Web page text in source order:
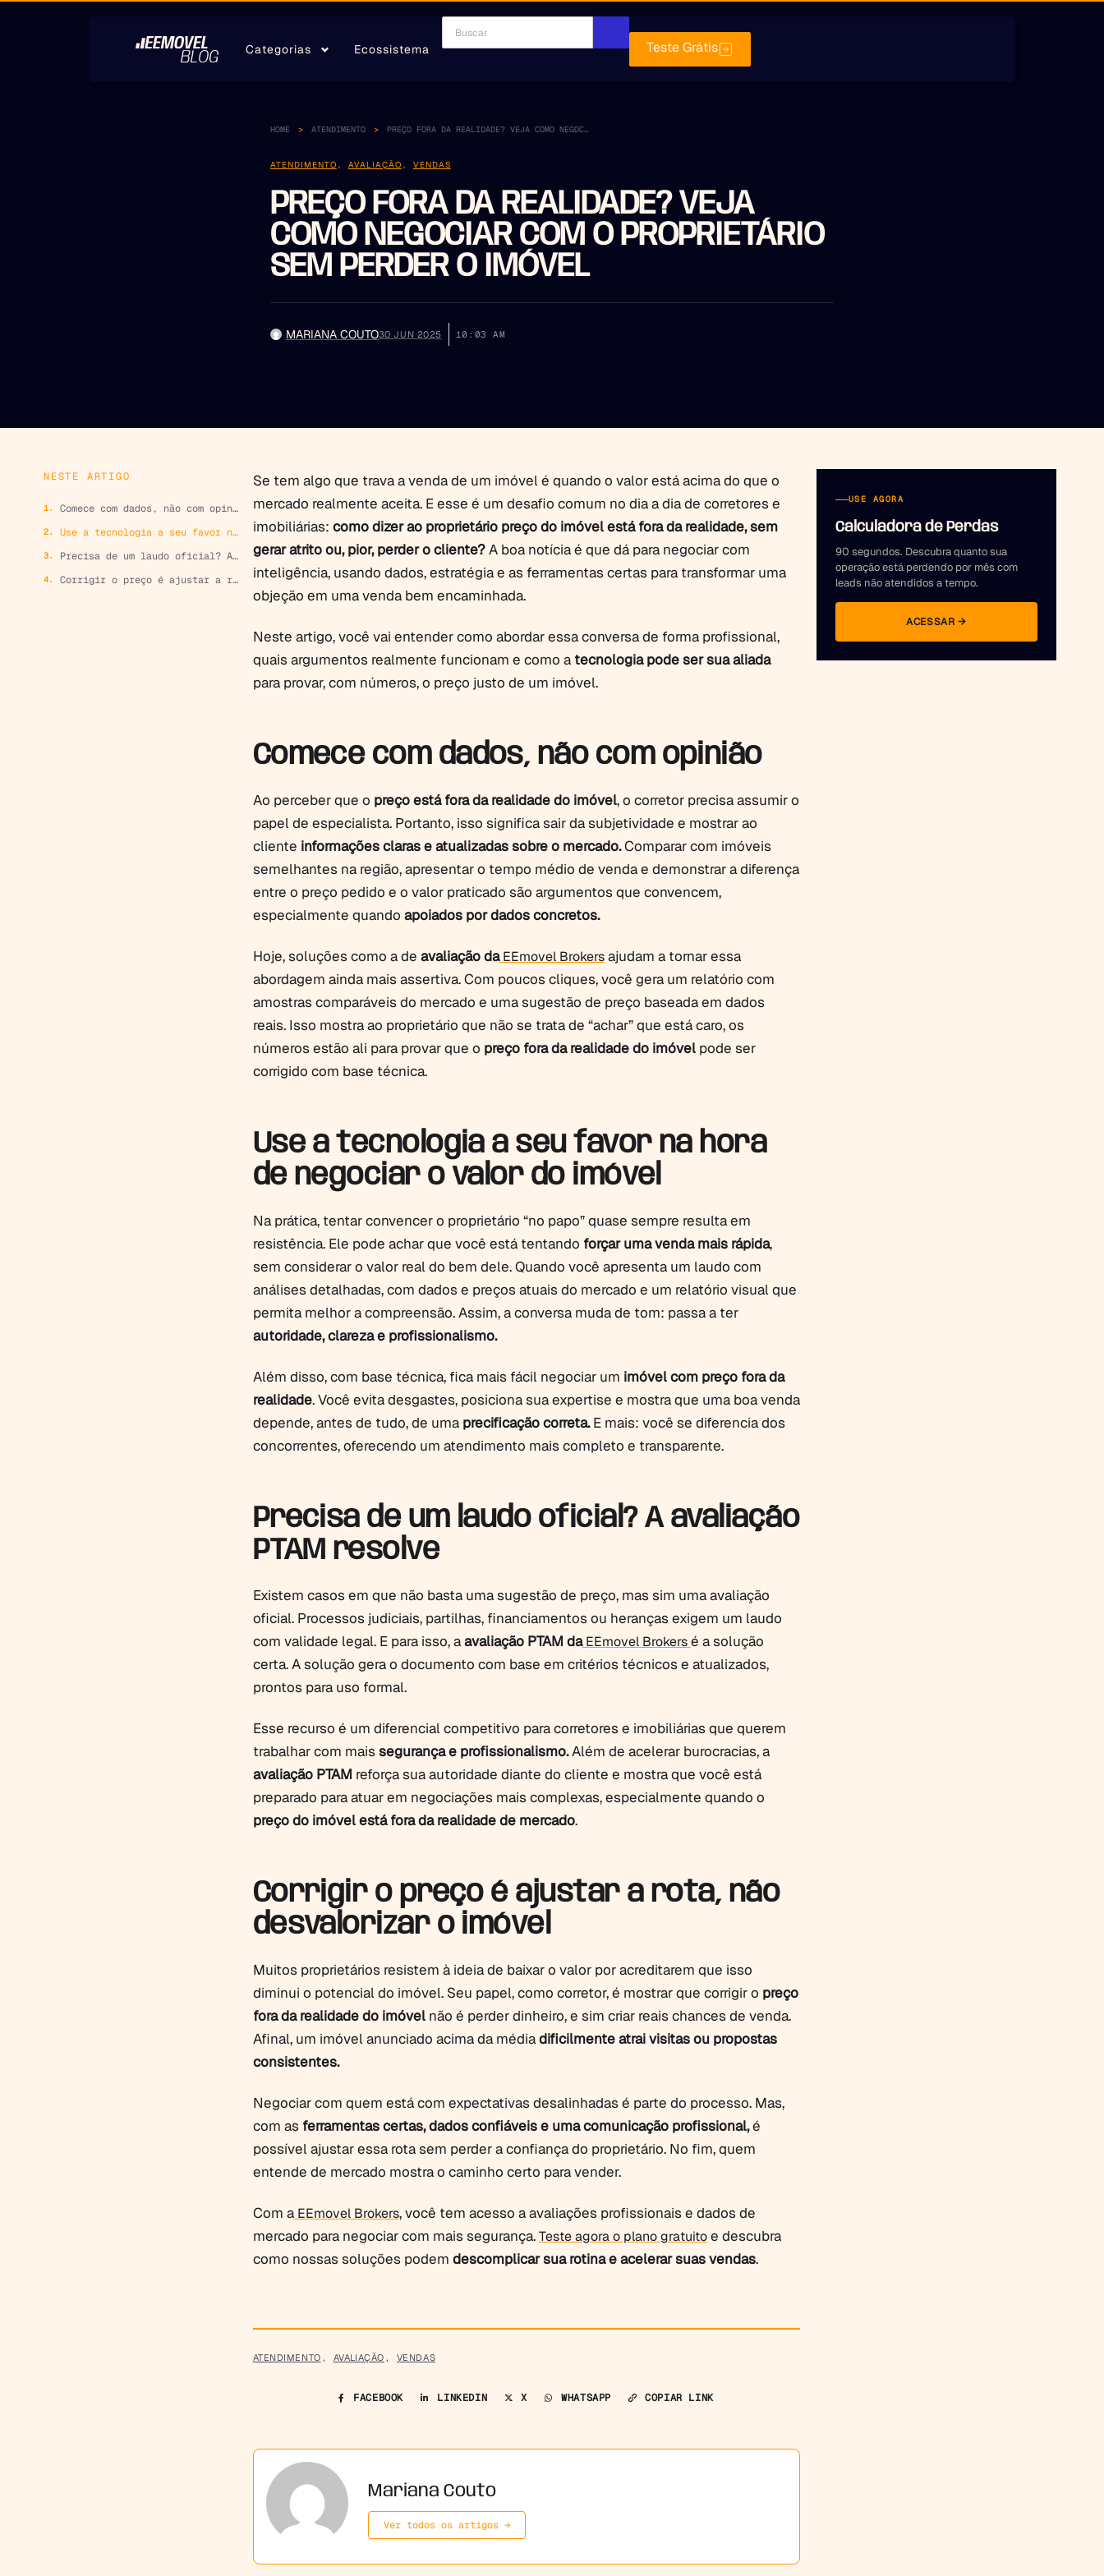
Categorias Ecossistema Teste Grátis
HOME ATENDIMENTO PREÇO FORA DA REALIDADE? VEJA COMO NEGOCIAR COM O PROPRIETÁRIO SEM PERDER O IMÓVEL
ATENDIMENTO , AVALIAÇÃO , VENDAS
PREÇO FORA DA REALIDADE? VEJA
COMO NEGOCIAR COM O PROPRIETÁRIO
SEM PERDER O IMÓVEL
MARIANA COUTO30 JUN 2025 10:03 AM
NESTE ARTIGO
Comece com dados, não com opinião
Use a tecnologia a seu favor na hora de negociar o valor do imóvel
Precisa de um laudo oficial? A avaliação PTAM resolve
Corrigir o preço é ajustar a rota, não desvalorizar o imóvel
Se tem algo que trava a venda de um imóvel é quando o valor está acima do que o
mercado realmente aceita. E esse é um desafio comum no dia a dia de corretores e
imobiliárias: como dizer ao proprietário preço do imóvel está fora da realidade, sem
gerar atrito ou, pior, perder o cliente?A boa notícia é que dá para negociar com
inteligência, usando dados, estratégia e as ferramentas certas para transformar uma
objeção em uma venda bem encaminhada.
Neste artigo, você vai entender como abordar essa conversa de forma profissional,
quais argumentos realmente funcionam e como atecnologia pode ser sua aliada
para provar, com números, o preço justo de um imóvel.
Comece com dados, não com opinião
Ao perceber que o preço está fora da realidade do imóvel, o corretor precisa assumir o
papel de especialista. Portanto, isso significa sair da subjetividade e mostrar ao
cliente informações claras e atualizadas sobre o mercado.Comparar com imóveis
semelhantes na região, apresentar o tempo médio de venda e demonstrar a diferença
entre o preço pedido e o valor praticado são argumentos que convencem,
especialmente quando apoiados por dados concretos.
Hoje, soluções como a de avaliação da EEmovel Brokersajudam a tornar essa
abordagem ainda mais assertiva. Com poucos cliques, você gera um relatório com
amostras comparáveis do mercado e uma sugestão de preço baseada em dados
reais. Isso mostra ao proprietário que não se trata de “achar” que está caro, os
números estão ali para provar que o preço fora da realidade do imóvelpode ser
corrigido com base técnica.
Use a tecnologia a seu favor na hora
de negociar o valor do imóvel
Na prática, tentar convencer o proprietário “no papo” quase sempre resulta em
resistência. Ele pode achar que você está tentando forçar uma venda mais rápida,
sem considerar o valor real do bem dele. Quando você apresenta um laudo com
análises detalhadas, com dados e preços atuais do mercado e um relatório visual que
permita melhor a compreensão. Assim, a conversa muda de tom: passa a ter
autoridade, clareza e profissionalismo.
Além disso, com base técnica, fica mais fácil negociar um imóvel com preço fora da
realidade. Você evita desgastes, posiciona sua expertise e mostra que uma boa venda
depende, antes de tudo, de uma precificação correta.E mais: você se diferencia dos
concorrentes, oferecendo um atendimento mais completo e transparente.
Precisa de um laudo oficial? A avaliação
PTAM resolve
Existem casos em que não basta uma sugestão de preço, mas sim uma avaliação
oficial. Processos judiciais, partilhas, financiamentos ou heranças exigem um laudo
com validade legal. E para isso, aavaliação PTAM daEEmovel Brokers é a solução
certa. A solução gera o documento com base em critérios técnicos e atualizados,
prontos para uso formal.
Esse recurso é um diferencial competitivo para corretores e imobiliárias que querem
trabalhar com maissegurança e profissionalismo.Além de acelerar burocracias, a
avaliação PTAM reforça sua autoridade diante do cliente e mostra que você está
preparado para atuar em negociações mais complexas, especialmente quando o
preço do imóvel está fora da realidade de mercado.
Corrigir o preço é ajustar a rota, não
desvalorizar o imóvel
Muitos proprietários resistem à ideia de baixar o valor por acreditarem que isso
diminui o potencial do imóvel. Seu papel, como corretor, é mostrar que corrigir o preço
fora da realidade do imóvelnão é perder dinheiro, e sim criar reais chances de venda.
Afinal, um imóvel anunciado acima da médiadificilmente atrai visitas ou propostas
consistentes.
Negociar com quem está com expectativas desalinhadas é parte do processo. Mas,
com as ferramentas certas, dados confiáveis e uma comunicação profissional,é
possível ajustar essa rota sem perder a confiança do proprietário. No fim, quem
entende de mercado mostra o caminho certo para vender.
Com aEEmovel Brokers, você tem acesso a avaliações profissionais e dados de
mercado para negociar com mais segurança.Teste agora o plano gratuitoe descubra
como nossas soluções podem descomplicar sua rotina e acelerar suas vendas.
ATENDIMENTO , AVALIAÇÃO , VENDAS
FACEBOOK LINKEDIN X WHATSAPP COPIAR LINK
Mariana Couto
Ver todos os artigos →
USE AGORA
Calculadora de Perdas
90 segundos. Descubra quanto sua
operação está perdendo por mês com
leads não atendidos a tempo.
ACESSAR →